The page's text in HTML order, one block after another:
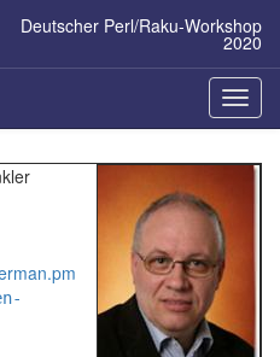
Deutscher Perl/Raku-Workshop
2020
ein-/